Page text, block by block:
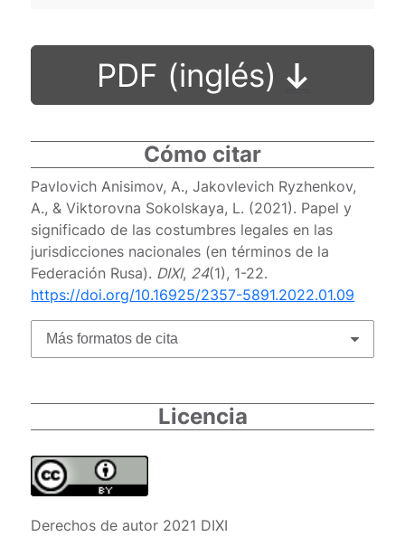
PDF (inglés)
Cómo citar
Pavlovich Anisimov, A., Jakovlevich Ryzhenkov,
A., & Viktorovna Sokolskaya, L. (2021). Papel y
significado de las costumbres legales en las
jurisdicciones nacionales (en términos de la
Federación Rusa). DIXI, 24(1), 1-22.
https://doi.org/10.16925/2357-5891.2022.01.09
Más formatos de cita
Licencia
Derechos de autor 2021 DIXI